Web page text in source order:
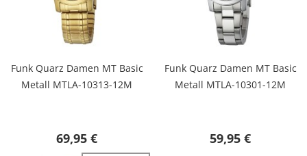
Funk Quarz Damen MT Basic
Metall MTLA-10313-12M
69,95 €
Funk Quarz Damen MT Basic
Metall MTLA-10301-12M
59,95 €